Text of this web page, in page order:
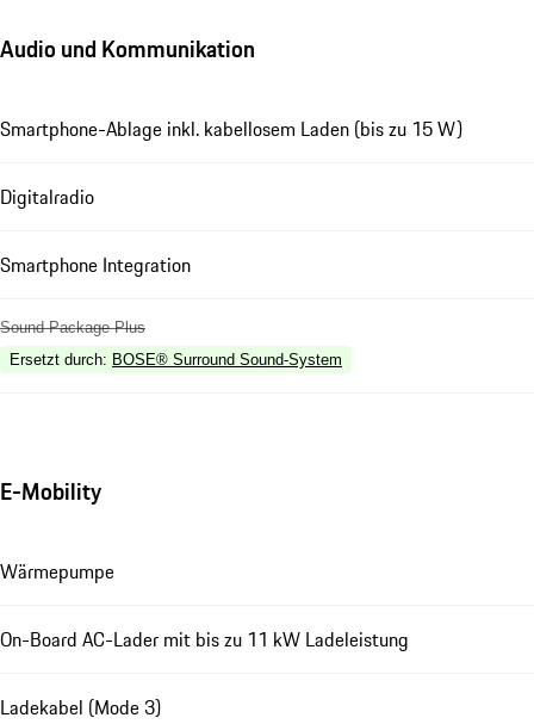
Audio und Kommunikation
Smartphone-Ablage inkl. kabellosem Laden (bis zu 15 W)
Digitalradio
Smartphone Integration
Sound Package Plus
Ersetzt durch: BOSE® Surround Sound-System
E-Mobility
Wärmepumpe
On-Board AC-Lader mit bis zu 11 kW Ladeleistung
Ladekabel (Mode 3)